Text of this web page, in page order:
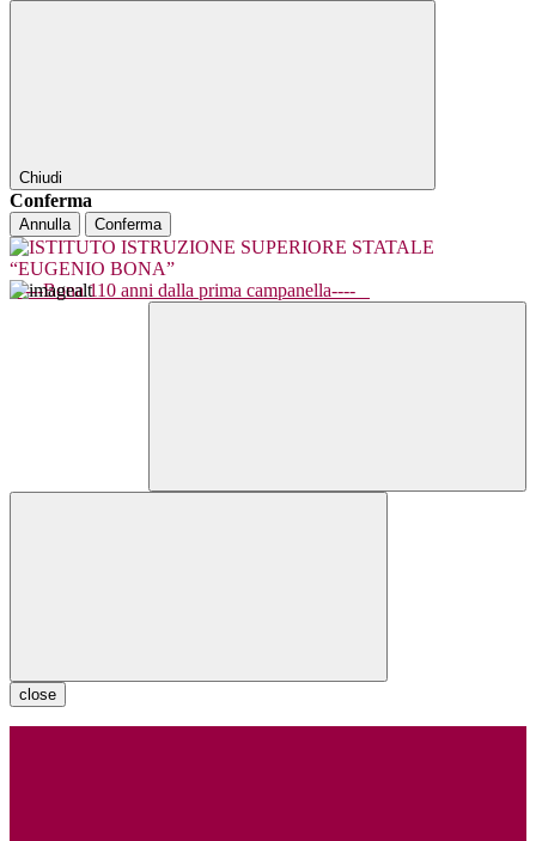
Chiudi
Conferma
Annulla Conferma
----Bona 110 anni dalla prima campanella----
close